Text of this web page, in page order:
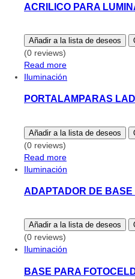
ACRILICO PARA
Añadir a la lista de deseos
(0 reviews)
Read more
Iluminación
PORTALAMPARAS
Añadir a la lista de deseos
(0 reviews)
Read more
Iluminación
ADAPTADOR DE BASE
Añadir a la lista de deseos
(0 reviews)
Iluminación
BASE PARA